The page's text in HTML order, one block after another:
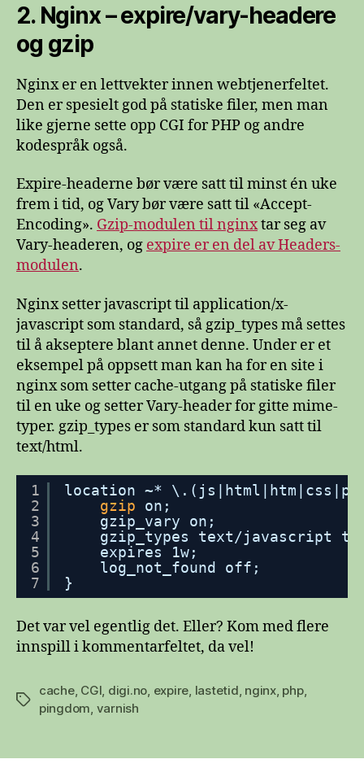
2. Nginx – expire/vary-headere
og gzip
Nginx er en lettvekter innen webtjenerfeltet.
Den er spesielt god på statiske filer, men man
like gjerne sette opp CGI for PHP og andre
kodespråk også.
Expire-headerne bør være satt til minst én uke
frem i tid, og Vary bør være satt til «Accept-
Encoding». Gzip-modulen til nginxtar seg av
Vary-headeren, og expire er en del av Headers-
modulen.
Nginx setter javascript til application/x-
javascript som standard, så gzip_types må settes
til å akseptere blant annet denne. Under er et
eksempel på oppsett man kan ha for en site i
nginx som setter cache-utgang på statiske filer
til en uke og setter Vary-header for gitte mime-
typer. gzip_types er som standard kun satt til
text/html.
1
2
3
4
5
6
7
location ~*
gzip
on;
gzip_vary on;
gzip_types text/javascript
expires 1w;
log_not_found off;
}
Det var vel egentlig det. Eller? Kom med flere
innspill i kommentarfeltet, da vel!
Stikkord
cache, CGI, digi.no, expire, lastetid, nginx, php,
pingdom, varnish